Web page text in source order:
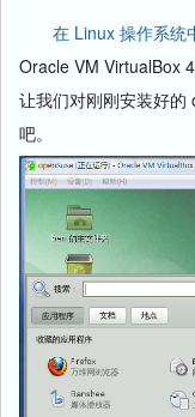
在 Linux 操作系统
Oracle VM VirtualBox
让我们对刚刚安装好的
吧。